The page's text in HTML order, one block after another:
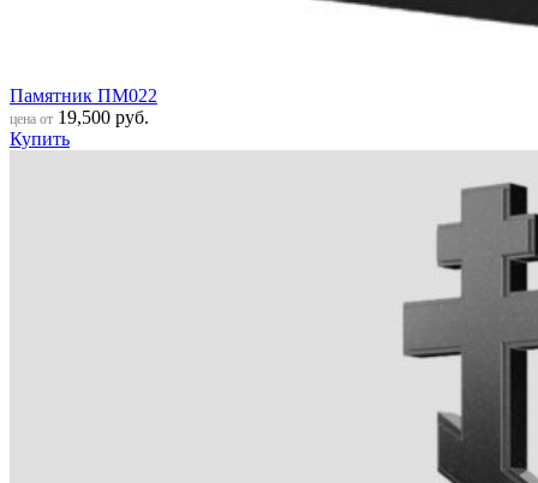
Памятник ПМ022
цена от 19,500 руб.
Купить